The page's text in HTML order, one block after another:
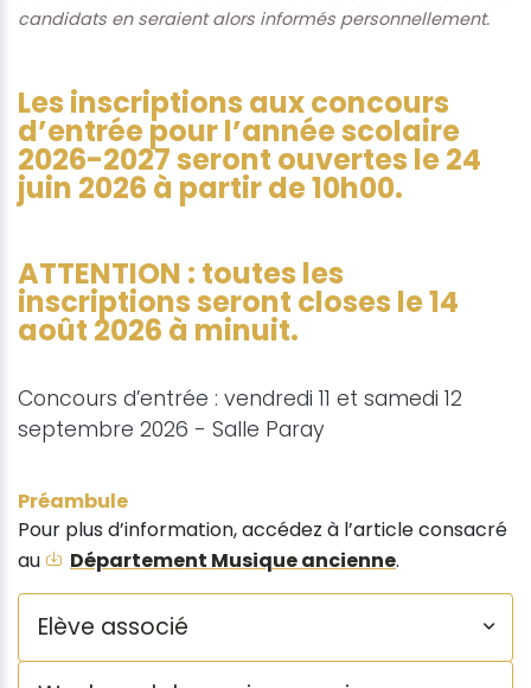
candidats en seraient alors informés personnellement.
Les inscriptions aux concours
d’entrée pour l’année scolaire
2026-2027 seront ouvertes le 24
juin 2026 à partir de 10h00.
ATTENTION : toutes les
inscriptions seront closes le 14
août 2026 à minuit.
Concours d’entrée : vendredi 11 et samedi 12
septembre 2026 - Salle Paray
Préambule
Pour plus d’information, accédez à l’article consacré
au
Département Musique ancienne.
Elève associé